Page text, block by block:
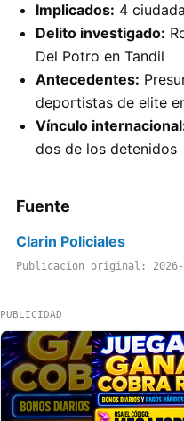
Implicados: 4
Delito investigado:
Del Potro en Tandil
Antecedentes:
deportistas de elite
Vínculo
dos de los detenidos
Fuente
Clarin Policiales
Publicacion original: 2026-
PUBLICIDAD